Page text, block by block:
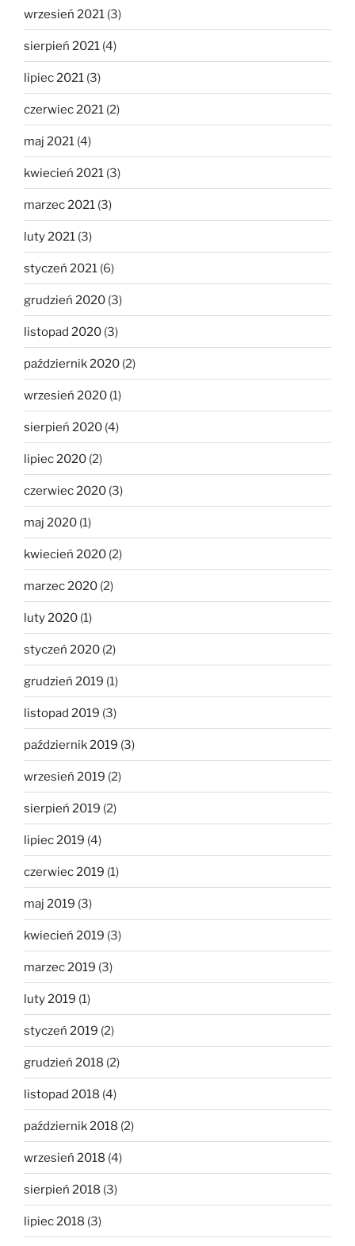
wrzesień 2021 (3)
sierpień 2021 (4)
lipiec 2021 (3)
czerwiec 2021 (2)
maj 2021 (4)
kwiecień 2021 (3)
marzec 2021 (3)
luty 2021 (3)
styczeń 2021 (6)
grudzień 2020 (3)
listopad 2020 (3)
październik 2020 (2)
wrzesień 2020 (1)
sierpień 2020 (4)
lipiec 2020 (2)
czerwiec 2020 (3)
maj 2020 (1)
kwiecień 2020 (2)
marzec 2020 (2)
luty 2020 (1)
styczeń 2020 (2)
grudzień 2019 (1)
listopad 2019 (3)
październik 2019 (3)
wrzesień 2019 (2)
sierpień 2019 (2)
lipiec 2019 (4)
czerwiec 2019 (1)
maj 2019 (3)
kwiecień 2019 (3)
marzec 2019 (3)
luty 2019 (1)
styczeń 2019 (2)
grudzień 2018 (2)
listopad 2018 (4)
październik 2018 (2)
wrzesień 2018 (4)
sierpień 2018 (3)
lipiec 2018 (3)